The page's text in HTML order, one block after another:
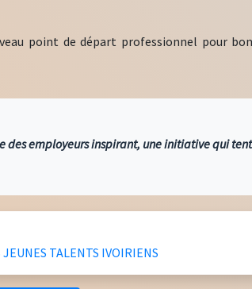
point de départ professionnel pour
des employeurs inspirant, une initiative qui
TALENTS IVOIRIENS